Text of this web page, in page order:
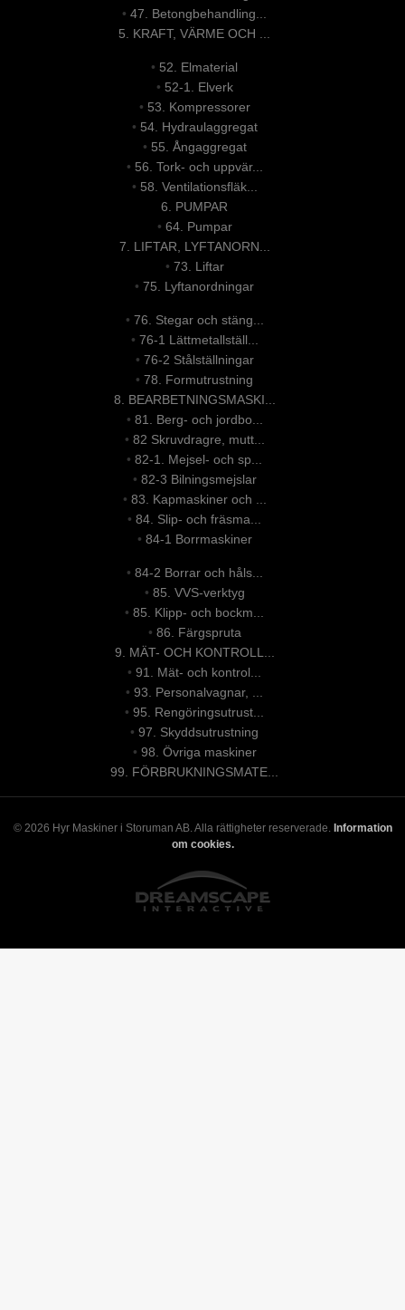
•47. Betongbehandling...
5. KRAFT, VÄRME OCH ...
• 52. Elmaterial
• 52-1. Elverk
• 53. Kompressorer
• 54. Hydraulaggregat
• 55. Ångaggregat
• 56. Tork- och uppvär...
• 58. Ventilationsfläk...
6. PUMPAR
• 64. Pumpar
7. LIFTAR, LYFTANORN...
• 73. Liftar
•75. Lyftanordningar
• 76. Stegar och stäng...
• 76-1 Lättmetallställ...
• 76-2 Stålställningar
•78. Formutrustning
8. BEARBETNINGSMASKI...
• 81. Berg- och jordbo...
• 82 Skruvdragre, mutt...
•82-1. Mejsel- och sp...
• 82-3 Bilningsmejslar
• 83. Kapmaskiner och ...
•84. Slip- och fräsma...
• 84-1 Borrmaskiner
• 84-2 Borrar och håls...
• 85. VVS-verktyg
•85. Klipp- och bockm...
• 86. Färgspruta
9. MÄT- OCH KONTROLL...
•91. Mät- och kontrol...
•93. Personalvagnar, ...
•95. Rengöringsutrust...
•97. Skyddsutrustning
• 98. Övriga maskiner
99. FÖRBRUKNINGSMATE...
© 2026 Hyr Maskiner i Storuman AB. Alla rättigheter reserverade. Information
om cookies.